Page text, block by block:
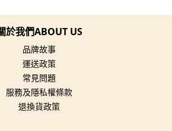
於我們ABOUT US
品牌故事
運送政策
常見問題
服務及隱私權條款
退換貨政策